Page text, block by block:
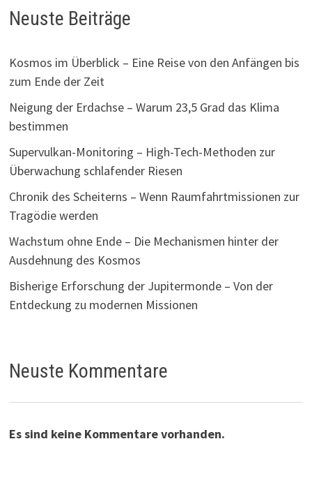
Neuste Beiträge
Kosmos im Überblick – Eine Reise von den Anfängen bis
zum Ende der Zeit
Neigung der Erdachse – Warum 23,5 Grad das Klima
bestimmen
Supervulkan-Monitoring – High-Tech-Methoden zur
Überwachung schlafender Riesen
Chronik des Scheiterns – Wenn Raumfahrtmissionen zur
Tragödie werden
Wachstum ohne Ende – Die Mechanismen hinter der
Ausdehnung des Kosmos
Bisherige Erforschung der Jupitermonde – Von der
Entdeckung zu modernen Missionen
Neuste Kommentare
Es sind keine Kommentare vorhanden.